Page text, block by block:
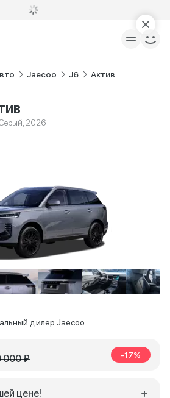
Jaecoo J6 Актив
2026
дилер Jaecoo
000 ₽ -17%
цене!